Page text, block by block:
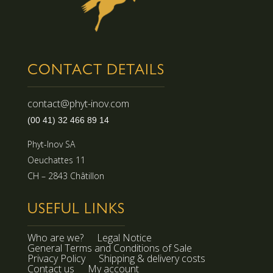
CONTACT DETAILS
contact@phyt-inov.com
(00 41) 32 466 89 14
Phyt-Inov SA
Oeuchattes 11
CH – 2843 Châtillon
USEFUL LINKS
Who are we? Legal Notice
General Terms and Conditions of Sale
Privacy Policy Shipping & delivery costs
Contact us My account